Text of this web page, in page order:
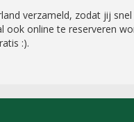
verzameld, zodat jij
ook online te reserveren
:).